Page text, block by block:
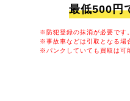
最低500円
※防犯登録の抹消が必要です。
※事故車などは引取となる場
※パンクしていても買取は可